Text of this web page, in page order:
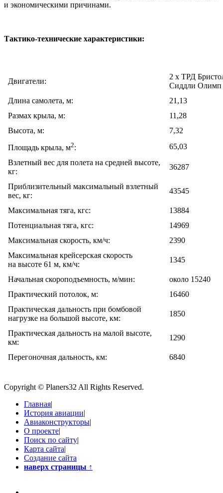
и экономическими причинами.
Тактико-технические характеристики:
Двигатели:
2 х ТРД
Сиддли Олимп
Длина самолета, м:
21,13
Размах крыла, м:
11,28
Высота, м:
7,32
Площадь крыла, м2:
65,03
Взлетный вес для полета на средней высоте,
кг:
36287
Приблизительный максимальный взлетный
вес, кг:
43545
Максимальная тяга, кгс:
13884
Потенциальная тяга, кгс:
14969
Максимальная скорость, км/ч:
2390
Максимальная крейсерская скорость
на высоте 61 м, км/ч:
1345
Начальная скороподъемность, м/мин:
около 15240
Практический потолок, м:
16460
Практическая дальность при бомбовой
нагрузке на большой высоте, км:
1850
Практическая дальность на малой высоте,
км:
1290
Перегоночная дальность, км: 6840
Copyright © Planers32 All Rights Reserved.
Главная|
История авиации|
Авиаконструкторы|
О проекте|
Поиск по сайту|
Карта сайта|
Создание сайта
наверх страницы ↑